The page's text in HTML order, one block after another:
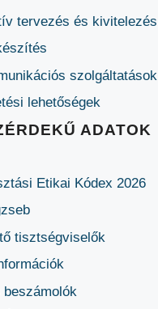
tervezés és kivitelezés
szolgáltatások
lehetőségek
ADATOK
Etikai Kódex 2026
tisztségviselők
beszámolók